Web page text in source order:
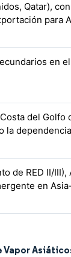
Qatar), con
para
en
del Golfo
la
de RED II/III),
en
Vapor